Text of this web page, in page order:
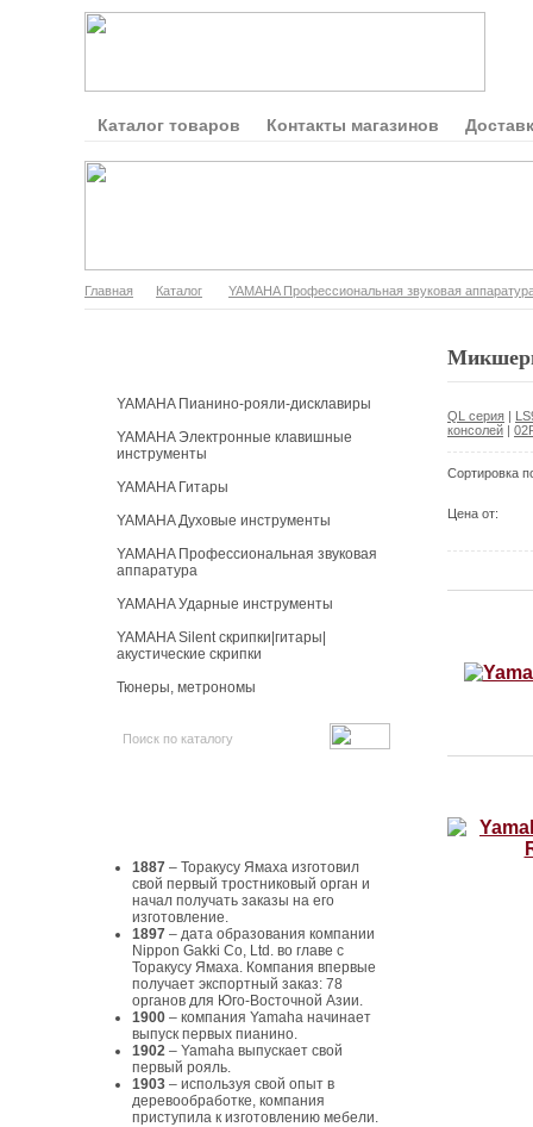
Каталог товаров Контакты магазинов
Главная Каталог YAMAHA Профессиональная звуковая
YAMAHA Пианино-рояли-дисклавиры
YAMAHA Электронные клавишные
инструменты
YAMAHA Гитары
YAMAHA Духовые инструменты
YAMAHA Профессиональная звуковая
аппаратура
YAMAHA Ударные инструменты
YAMAHA Silent скрипки|гитары|
акустические скрипки
Тюнеры, метрономы
1887 – Торакусу Ямаха изготовил
свой первый тростниковый орган и
начал получать заказы на его
изготовление.
1897 – дата образования компании
Nippon Gakki Co, Ltd. во главе с
Торакусу Ямаха. Компания впервые
получает экспортный заказ: 78
органов для Юго-Восточной Азии.
1900 – компания Yamaha начинает
выпуск первых пианино.
1902 – Yamaha выпускает свой
первый рояль.
1903 – используя свой опыт в
деревообработке, компания
приступила к изготовлению мебели.
QL серия |
консолей |
Сортировка
Цена от: